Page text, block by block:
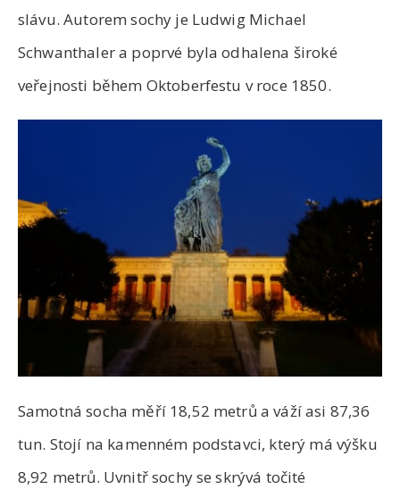
slávu. Autorem sochy je Ludwig Michael
Schwanthaler a poprvé byla odhalena široké
veřejnosti během Oktoberfestu v roce 1850.
Samotná socha měří 18,52 metrů a váží asi 87,36
tun. Stojí na kamenném podstavci, který má výšku
8,92 metrů. Uvnitř sochy se skrývá točité